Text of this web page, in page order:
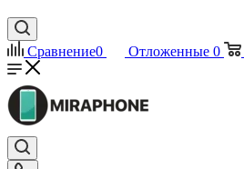
Сравнение0 Отложенные 0